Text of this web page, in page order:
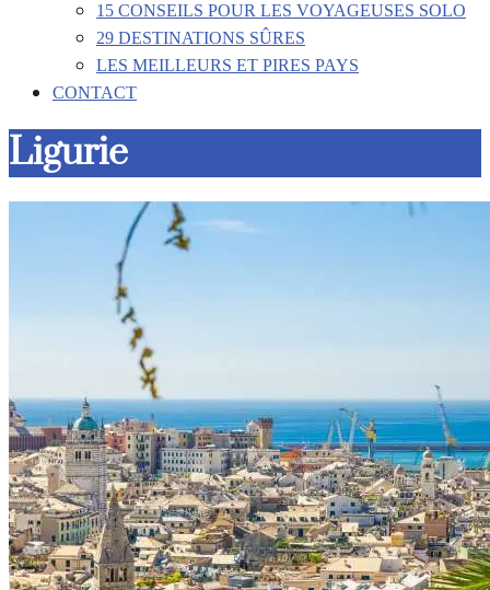
15 CONSEILS POUR LES VOYAGEUSES SOLO
29 DESTINATIONS SÛRES
LES MEILLEURS ET PIRES PAYS
CONTACT
Ligurie